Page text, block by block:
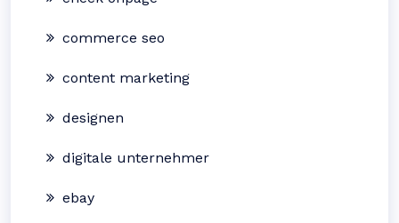
commerce seo
content marketing
designen
digitale unternehmer
ebay